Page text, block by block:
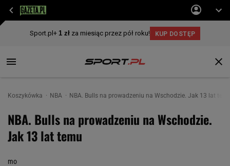
Koszykówka NBA NBA. Bulls na prowadzeniu na Wschodzie. Jak 13 lat
NBA. Bulls na prowadzeniu na Wschodzie.
Jak 13 lat temu
mo